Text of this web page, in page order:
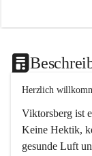
Herzlich
Viktorsberg ist
Keine Hektik,
gesunde Luft